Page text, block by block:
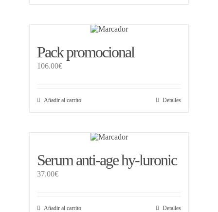
Pack promocional
106.00€
Añadir al carrito Detalles
Serum anti-age hy-luronic
37.00€
Añadir al carrito Detalles